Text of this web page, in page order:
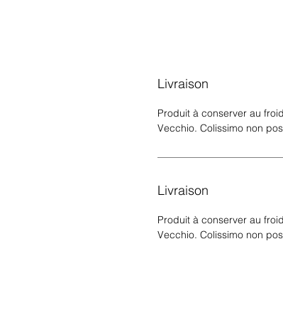
Livraison
Produit à conserver au
Vecchio. Colissimo non
Livraison
Produit à conserver au
Vecchio. Colissimo non